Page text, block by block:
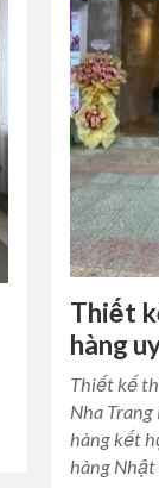
Thiết
hàng
Thiết kế
Nha
hàng kết
hàng Nhật